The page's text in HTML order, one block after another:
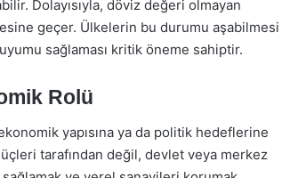
Dolayısıyla, döviz değeri olmayan
geçer. Ülkelerin bu durumu aşabilmesi
sağlaması kritik öneme sahiptir.
Rolü
yapısına ya da politik hedeflerine
tarafından değil, devlet veya merkez